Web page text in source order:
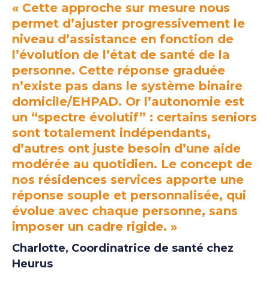
« Cette approche sur mesure nous
permet d’ajuster progressivement le
niveau d’assistance en fonction de
l’évolution de l’état de santé de la
personne. Cette réponse graduée
n’existe pas dans le système binaire
domicile/EHPAD. Or l’autonomie est
un “spectre évolutif” : certains seniors
sont totalement indépendants,
d’autres ont juste besoin d’une aide
modérée au quotidien. Le concept de
nos résidences services apporte une
réponse souple et personnalisée, qui
évolue avec chaque personne, sans
imposer un cadre rigide. »
Charlotte, Coordinatrice de santé chez
Heurus